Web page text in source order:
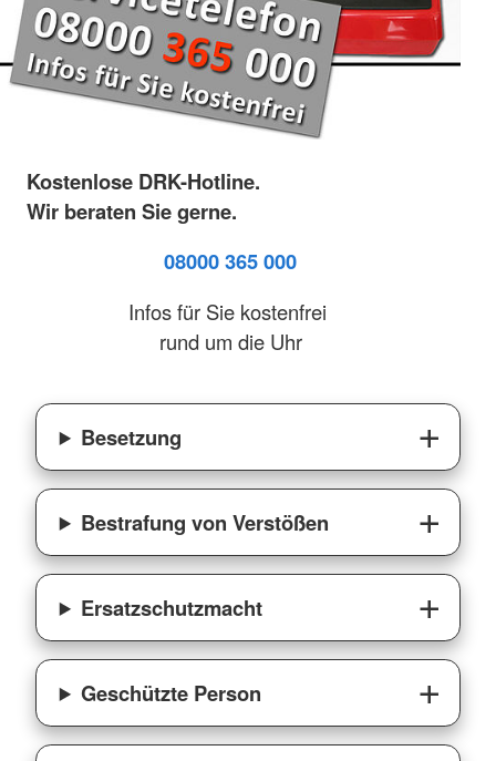
Kostenlose DRK-Hotline.
Wir beraten Sie gerne.
08000 365 000
Infos für Sie kostenfrei
rund um die Uhr
Besetzung
Bestrafung von Verstößen
Ersatzschutzmacht
Geschützte Person